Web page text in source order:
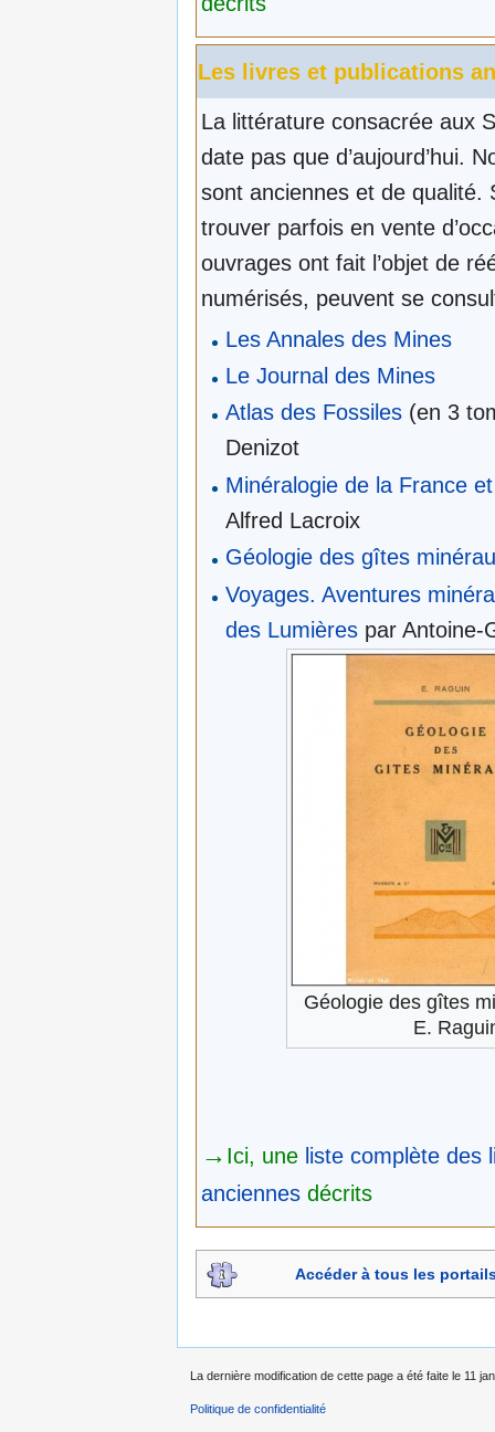
Les livres et publications
La littérature consacrée aux
date pas que d’aujourd’hui.
sont anciennes et de qualité.
trouver parfois en vente
ouvrages ont fait l’objet de
numérisés, peuvent se
Les Annales des Mines
Le Journal des Mines
Atlas des Fossiles (en 3
Denizot
Minéralogie de la France
Alfred Lacroix
Géologie des gîtes
Voyages. Aventures
des Lumières par Antoine-
Géologie des gîtes
E.
→ Ici, une liste complète des
anciennes décrits
Accéder à tous les
La dernière modification de cette page a été faite le 11
Politique de confidentialité